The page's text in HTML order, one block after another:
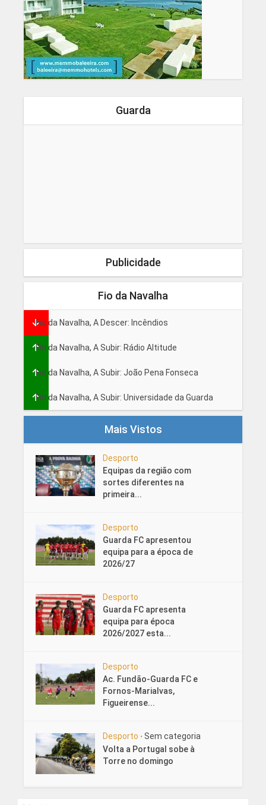
Guarda
Publicidade
Fio da Navalha
Fio da Navalha, A Descer: Incêndios
Fio da Navalha, A Subir: Rádio Altitude
Fio da Navalha, A Subir: João Pena Fonseca
Fio da Navalha, A Subir: Universidade da Guarda
Mais Vistos
Desporto
Equipas da região com
sortes diferentes na
primeira...
Desporto
Guarda FC apresentou
equipa para a época de
2026/27
Desporto
Guarda FC apresenta
equipa para época
2026/2027 esta...
Desporto
Ac. Fundão-Guarda FC e
Fornos-Marialvas,
Figueirense...
Desporto • Sem categoria
Volta a Portugal sobe à
Torre no domingo